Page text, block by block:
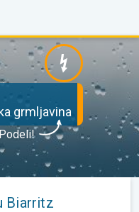
grmljavina
Podeli!
Biarritz